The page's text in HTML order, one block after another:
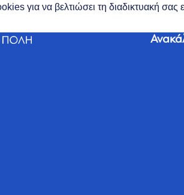
για να βελτιώσει τη διαδικτυακή